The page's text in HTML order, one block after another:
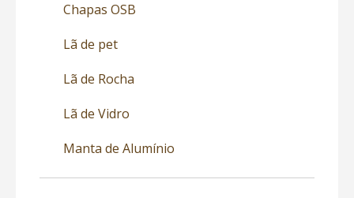
Chapas OSB
Lã de pet
Lã de Rocha
Lã de Vidro
Manta de Alumínio